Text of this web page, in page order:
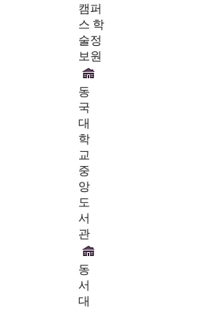
캠퍼
스 학
술정
보원
동
국
대
학
교
중
앙
도
서
관
동
서
대